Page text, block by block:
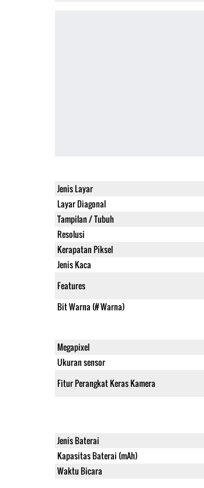
Jenis Layar
Layar Diagonal
Tampilan / Tubuh
Resolusi
Kerapatan Piksel
Jenis Kaca
Features
Bit Warna (# Warna)
Megapixel
Ukuran sensor
Fitur Perangkat Keras Kamera
Jenis Baterai
Kapasitas Baterai (mAh)
Waktu Bicara